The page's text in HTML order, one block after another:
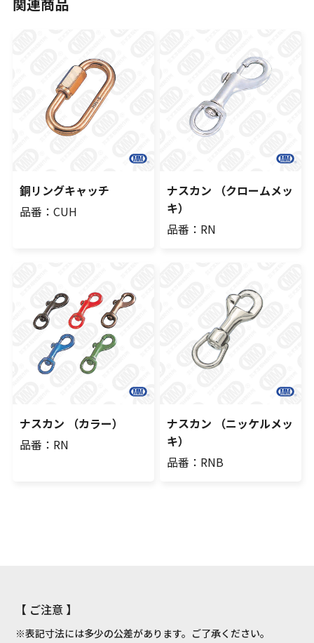
銅リングキャッチ
品番：CUH
ナスカン （クロームメッ
キ）
品番：RN
ナスカン （カラー）
品番：RN
ナスカン （ニッケルメッ
キ）
品番：RNB
【 ご注意 】
※表記寸法には多少の公差があります。ご了承ください。